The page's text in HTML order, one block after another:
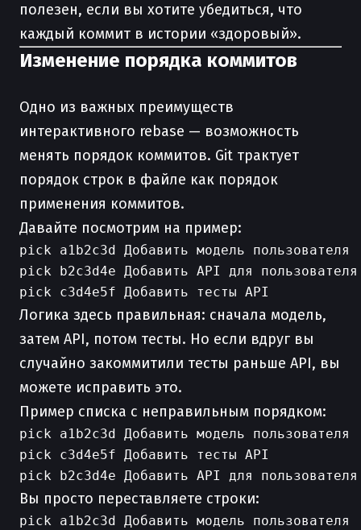
полезен, если вы хотите убедиться, что
каждый коммит в истории «здоровый».
Изменение порядка коммитов
Одно из важных преимуществ
интерактивного rebase — возможность
менять порядок коммитов. Git трактует
порядок строк в файле как порядок
применения коммитов.
Давайте посмотрим на пример:
pick a1b2c3d Добавить модель пользователя
pick b2c3d4e Добавить API для пользователя
Логика здесь правильная: сначала модель,
затем API, потом тесты. Но если вдруг вы
случайно закоммитили тесты раньше API, вы
можете исправить это.
Пример списка с неправильным порядком:
pick a1b2c3d Добавить модель пользователя
pick c3d4e5f Добавить тесты API
Вы просто переставляете строки:
pick a1b2c3d Добавить модель пользователя